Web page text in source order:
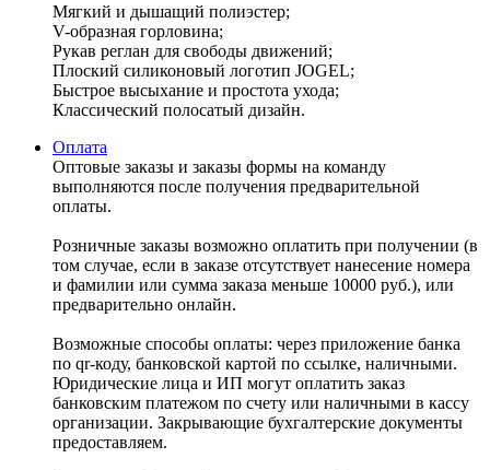
Мягкий и дышащий полиэстер;
V-образная горловина;
Рукав реглан для свободы движений;
Плоский силиконовый логотип JOGEL;
Быстрое высыхание и простота ухода;
Классический полосатый дизайн.
Оплата
Оптовые заказы и заказы формы на команду
выполняются после получения предварительной
оплаты.
Розничные заказы возможно оплатить при получении (в
том случае, если в заказе отсутствует нанесение номера
и фамилии или сумма заказа меньше 10000 руб.), или
предварительно онлайн.
Возможные способы оплаты: через приложение банка
по qr-коду, банковской картой по ссылке, наличными.
Юридические лица и ИП могут оплатить заказ
банковским платежом по счету или наличными в кассу
организации. Закрывающие бухгалтерские документы
предоставляем.